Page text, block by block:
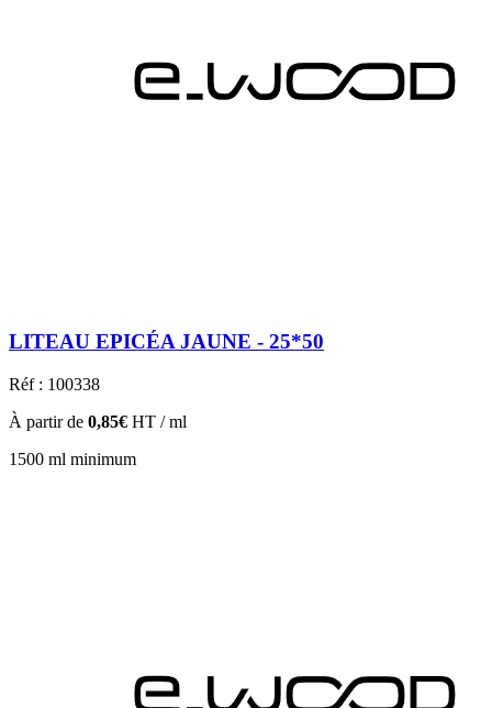
LITEAU EPICÉA JAUNE - 25*50
Réf : 100338
À partir de 0,85€ HT / ml
1500 ml minimum